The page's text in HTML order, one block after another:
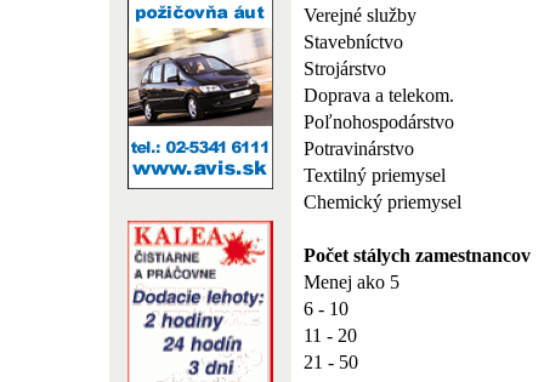
Verejné služby
Stavebníctvo
Strojárstvo
Doprava a telekom.
Poľnohospodárstvo
Potravinárstvo
Textilný priemysel
Chemický priemysel
Počet stálych zamestnancov
Menej ako 5
6 - 10
11 - 20
21 - 50